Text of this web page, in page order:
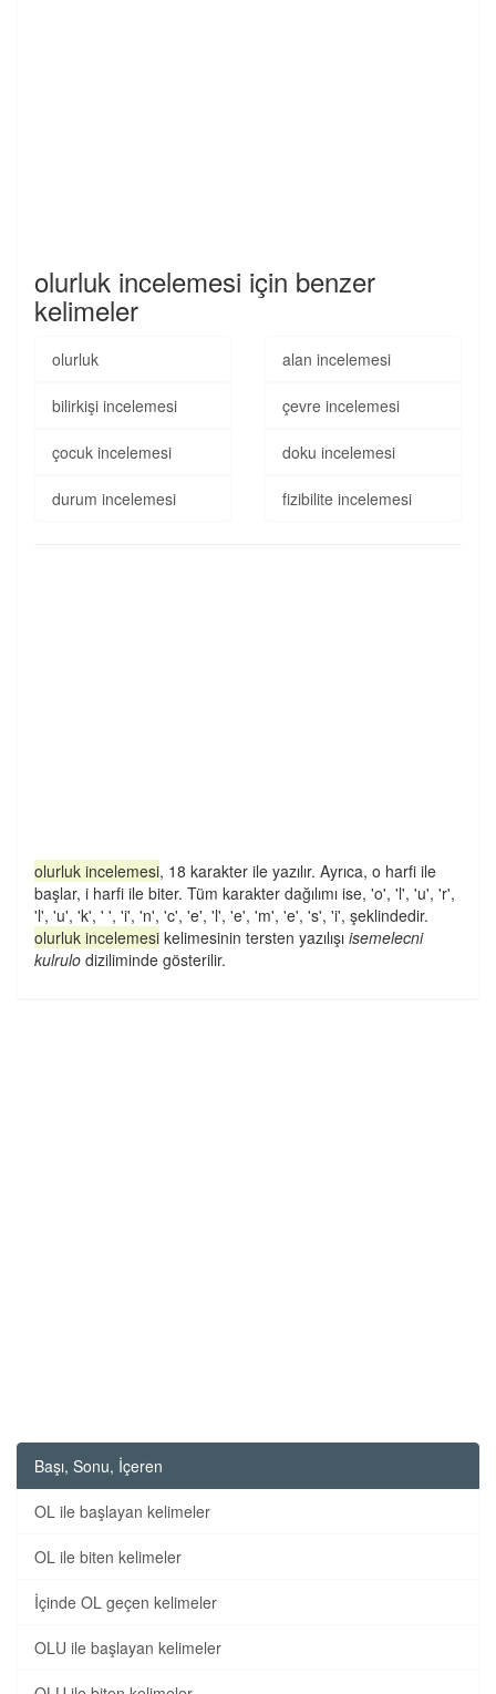
olurluk incelemesi için benzer
kelimeler
olurluk alan incelemesi
bilirkişi incelemesi çevre incelemesi
çocuk incelemesi doku incelemesi
durum incelemesi fizibilite incelemesi
olurluk incelemesi, 18 karakter ile yazılır. Ayrıca, o harfi ile
başlar, i harfi ile biter. Tüm karakter dağılımı ise, 'o', 'l', 'u', 'r',
'l', 'u', 'k', ' ', 'i', 'n', 'c', 'e', 'l', 'e', 'm', 'e', 's', 'i', şeklindedir.
olurluk incelemesi kelimesinin tersten yazılışı isemelecni
kulrulo diziliminde gösterilir.
Başı, Sonu, İçeren
OL ile başlayan kelimeler
OL ile biten kelimeler
İçinde OL geçen kelimeler
OLU ile başlayan kelimeler